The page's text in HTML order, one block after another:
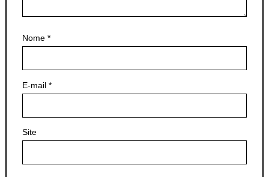
Nome *
E-mail *
Site